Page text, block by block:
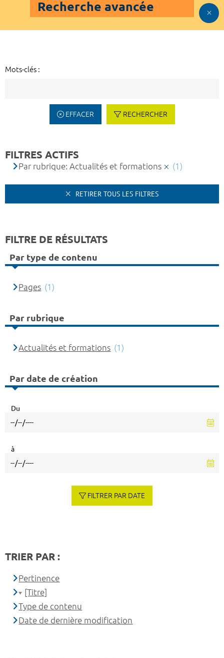
Recherche avancée
Mots-clés :
EFFACER RECHERCHER
FILTRES ACTIFS
Par rubrique: Actualités et formations (1)
RETIRER TOUS LES FILTRES
FILTRE DE RÉSULTATS
Par type de contenu
Pages (1)
Par rubrique
Actualités et formations (1)
Par date de création
Du
à
FILTRER PAR DATE
TRIER PAR :
Pertinence
[Titre]
Type de contenu
Date de dernière modification